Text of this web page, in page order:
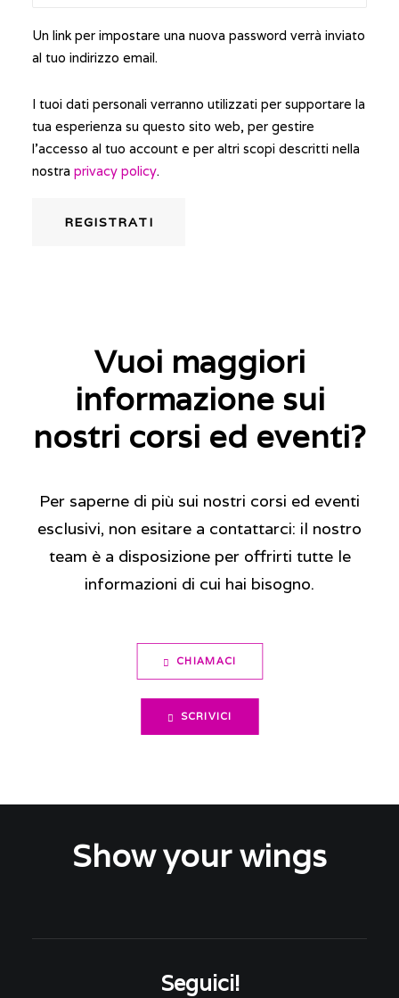
Un link per impostare una nuova password verrà inviato
al tuo indirizzo email.
I tuoi dati personali verranno utilizzati per supportare la
tua esperienza su questo sito web, per gestire
l'accesso al tuo account e per altri scopi descritti nella
nostra privacy policy.
REGISTRATI
Vuoi maggiori
informazione sui
nostri corsi ed eventi?
Per saperne di più sui nostri corsi ed eventi
esclusivi, non esitare a contattarci: il nostro
team è a disposizione per offrirti tutte le
informazioni di cui hai bisogno.
CHIAMACI
SCRIVICI
Show your wings
Seguici!